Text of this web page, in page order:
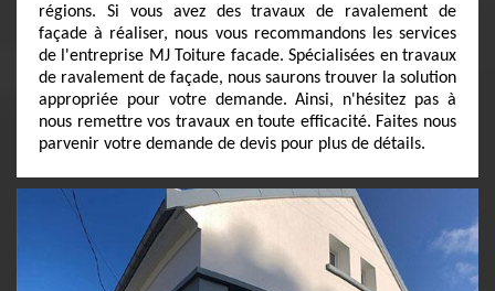
régions. Si vous avez des travaux de ravalement de
façade à réaliser, nous vous recommandons les services
de l'entreprise MJ Toiture facade. Spécialisées en travaux
de ravalement de façade, nous saurons trouver la solution
appropriée pour votre demande. Ainsi, n'hésitez pas à
nous remettre vos travaux en toute efficacité. Faites nous
parvenir votre demande de devis pour plus de détails.